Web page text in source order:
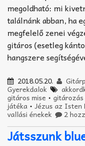
megoldható: mi
találnánk abban, ha
megfelelő zenei
gitáros (esetleg
hangszere
2018.05.20.
Gyerekdalok
gitáros mise • gitározás
játéka • Jézus az Isten
vallási énekek 2
Játsszunk